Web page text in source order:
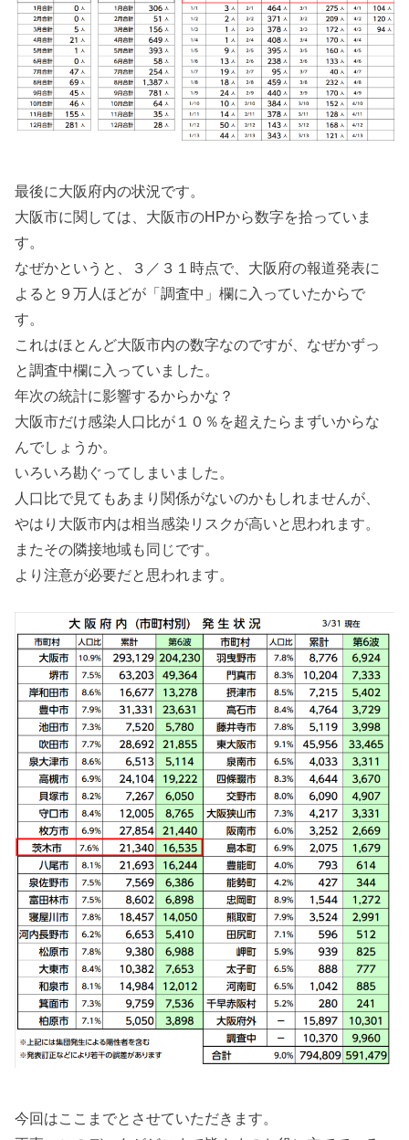
最後に大阪府内の状況です。
大阪市に関しては、大阪市のHPから数字を拾っていま
す。
なぜかというと、３／３１時点で、大阪府の報道発表に
よると９万人ほどが「調査中」欄に入っていたからで
す。
これはほとんど大阪市内の数字なのですが、なぜかずっ
と調査中欄に入っていました。
年次の統計に影響するからかな？
大阪市だけ感染人口比が１０％を超えたらまずいからな
んでしょうか。
いろいろ勘ぐってしまいました。
人口比で見てもあまり関係がないのかもしれませんが、
やはり大阪市内は相当感染リスクが高いと思われます。
またその隣接地域も同じです。
より注意が必要だと思われます。
今回はここまでとさせていただきます。